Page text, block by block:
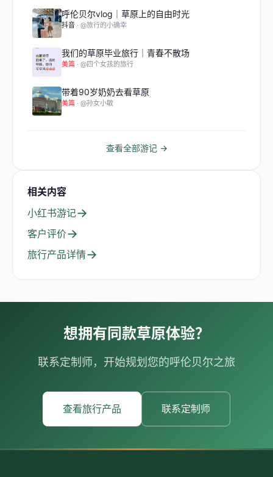
呼伦贝尔vlog｜草原上的自由时光
抖音 · @旅行的小确幸
我们的草原毕业旅行｜青春不散场
美篇 · @四个女孩的旅行
带着90岁奶奶去看草原
美篇 · @孙女小敏
查看全部游记 →
相关内容
小红书游记→
客户评价→
旅行产品详情→
想拥有同款草原体验？
联系定制师，开始规划您的呼伦贝尔之旅
查看旅行产品 联系定制师